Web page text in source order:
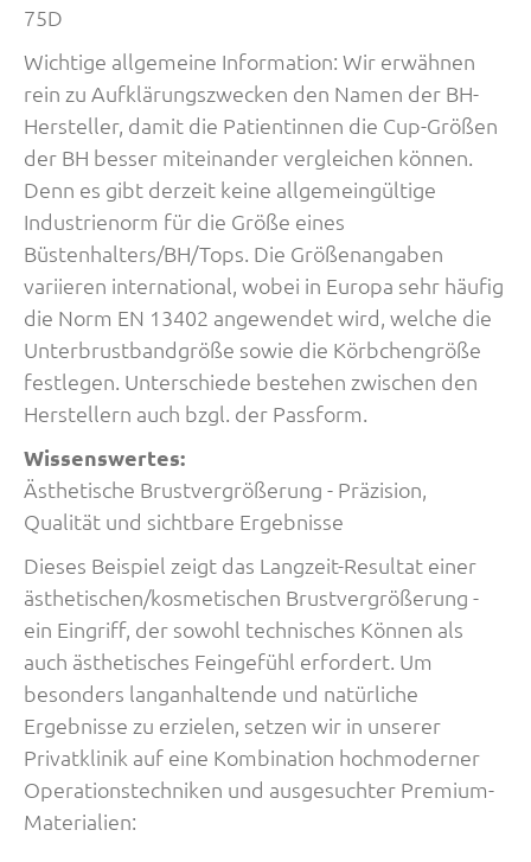
75D
Wichtige allgemeine Information: Wir erwähnen
rein zu Aufklärungszwecken den Namen der BH-
Hersteller, damit die Patientinnen die Cup-Größen
der BH besser miteinander vergleichen können.
Denn es gibt derzeit keine allgemeingültige
Industrienorm für die Größe eines
Büstenhalters/BH/Tops. Die Größenangaben
variieren international, wobei in Europa sehr häufig
die Norm EN 13402 angewendet wird, welche die
Unterbrustbandgröße sowie die Körbchengröße
festlegen. Unterschiede bestehen zwischen den
Herstellern auch bzgl. der Passform.
Wissenswertes:
Ästhetische Brustvergrößerung - Präzision,
Qualität und sichtbare Ergebnisse
Dieses Beispiel zeigt das Langzeit-Resultat einer
ästhetischen/kosmetischen Brustvergrößerung -
ein Eingriff, der sowohl technisches Können als
auch ästhetisches Feingefühl erfordert. Um
besonders langanhaltende und natürliche
Ergebnisse zu erzielen, setzen wir in unserer
Privatklinik auf eine Kombination hochmoderner
Operationstechniken und ausgesuchter Premium-
Materialien: